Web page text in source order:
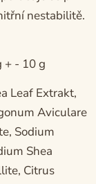
nestabilitě.
+ - 10 g
Leaf Extrakt,
Aviculare
Sodium
Shea
Citrus